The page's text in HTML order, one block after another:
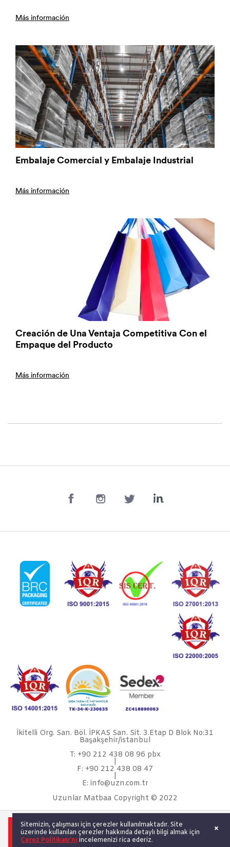
Más información
Embalaje Comercial y Embalaje Industrial
Más información
Creación de Una Ventaja Competitiva Con el
Empaque del Producto
Más información
İkitelli Org. San. Böl. İPKAS San. Sit. 3.Etap D Blok No:31
Başakşehir/istanbul
T: +90 212 438 08 96 pbx
F: +90 212 438 08 47
E: info@uzn.com.tr
Uzunlar Matbaa Copyright © 2022
Política de Medio Ambiente
PolitiquPolítica de Sostenibilidad
Sitemizin, çalışması için çerezler kullanılmaktadır. Site
üzerinde kullanılan çerezler hakkında detaylı bilgi almak için
Çerez Politikası’nı incelemenizi rica ederiz.